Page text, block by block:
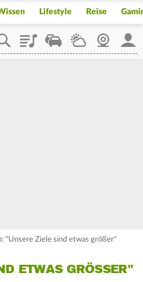
Lifestyle Reise
PlaylistStaupilotWetterWebcam
"Unsere Ziele sind etwas größer"
ETWAS GRÖSSER"